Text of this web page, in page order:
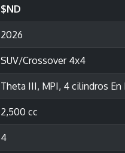
$ND
2026
SUV/Crossover 4x4
Theta III, MPI, 4 cilindros En
2,500 cc
4